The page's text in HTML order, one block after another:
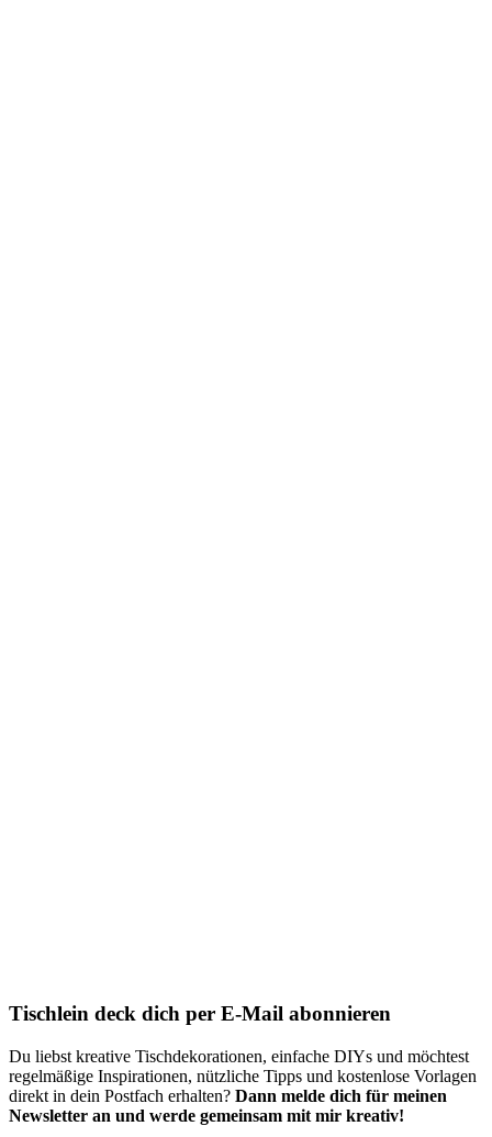
Tischlein deck dich per E-Mail abonnieren
Du liebst kreative Tischdekorationen, einfache DIYs und möchtest
regelmäßige Inspirationen, nützliche Tipps und kostenlose Vorlagen
direkt in dein Postfach erhalten? Dann melde dich für meinen
Newsletter an und werde gemeinsam mit mir kreativ!